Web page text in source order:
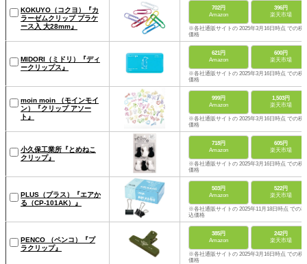
KOKUYO（コクヨ）『カ
ラーゼムクリップ プラケ
ース入 大28mm』
702円
Amazon
396円
楽天市場
※各社通販サイトの 2025年3月16日時点 での税
価格
MIDORI（ミドリ）『ディ
ークリップス』
621円
Amazon
600円
楽天市場
※各社通販サイトの 2025年3月16日時点 での税
価格
moin moin （モインモイ
ン）『クリップ アソー
ト』
999円
Amazon
1,503円
楽天市場
※各社通販サイトの 2025年3月16日時点 での税
価格
小久保工業所『とめねこ
クリップ』
718円
Amazon
605円
楽天市場
※各社通販サイトの 2025年3月16日時点 での税
価格
PLUS（プラス）『エアか
る（CP-101AK）』
503円
Amazon
522円
楽天市場
※各社通販サイトの 2025年11月18日時点 での税
込価格
PENCO （ペンコ）『プ
ラクリップ』
385円
Amazon
242円
楽天市場
※各社通販サイトの 2025年3月16日時点 での税
価格